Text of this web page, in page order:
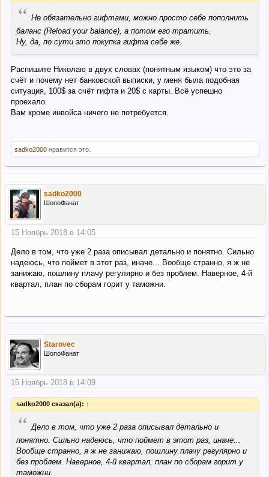
“ Не обязательно гифтами, можно просто себе пополнить
баланс (Reload your balance), а потом его тратить.
Ну, да, по сути это покупка гифта себе же.
Распишите Николаю в двух словах (понятным языком) что это за
счёт и почему нет банковской выписки, у меня была подобная
ситуация, 100$ за счёт гифта и 20$ с карты. Всё успешно
проехало.
Вам кроме инвойса ничего не потребуется.
sadko2000 нравится это.
sadko2000
ШопоФанат
15 Ноябрь 2018 в 14:05
Дело в том, что уже 2 раза описывал детально и понятно. Сильно
надеюсь, что поймет в этот раз, иначе... Вообще странно, я ж не
занижаю, пошлину плачу регулярно и без проблем. Наверное, 4-й
квартал, план по сборам горит у таможни.
Starovec
ШопоФанат
15 Ноябрь 2018 в 14:09
sadko2000 сказал(а): ↑
“ Дело в том, что уже 2 раза описывал детально и
понятно. Сильно надеюсь, что поймет в этот раз, иначе...
Вообще странно, я ж не занижаю, пошлину плачу регулярно и
без проблем. Наверное, 4-й квартал, план по сборам горит у
таможни.